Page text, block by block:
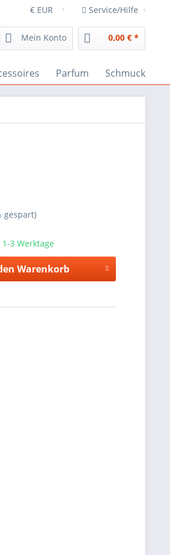
Service/Hilfe
Mein Konto 0,00 € *
Parfum Schmuck
gespart)
3 Werktage
Warenkorb